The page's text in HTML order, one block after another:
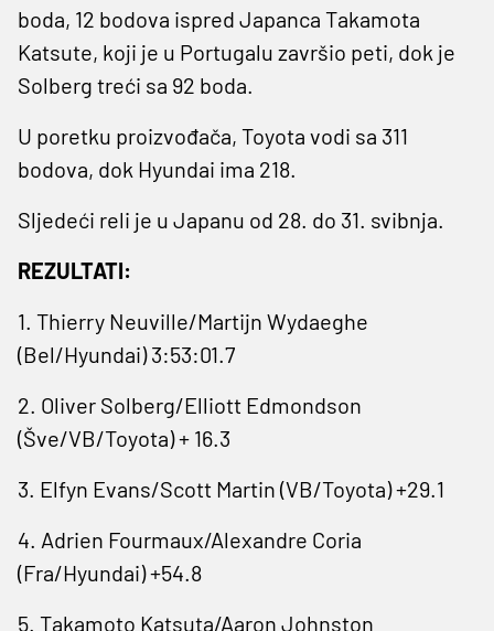
boda, 12 bodova ispred Japanca Takamota
Katsute, koji je u Portugalu završio peti, dok je
Solberg treći sa 92 boda.
U poretku proizvođača, Toyota vodi sa 311
bodova, dok Hyundai ima 218.
Sljedeći reli je u Japanu od 28. do 31. svibnja.
REZULTATI:
1. Thierry Neuville/Martijn Wydaeghe
(Bel/Hyundai) 3:53:01.7
2. Oliver Solberg/Elliott Edmondson
(Šve/VB/Toyota) + 16.3
3. Elfyn Evans/Scott Martin (VB/Toyota) +29.1
4. Adrien Fourmaux/Alexandre Coria
(Fra/Hyundai) +54.8
5. Takamoto Katsuta/Aaron Johnston